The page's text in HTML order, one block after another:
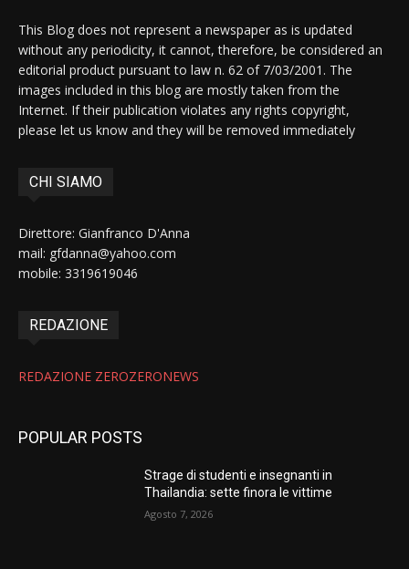
This Blog does not represent a newspaper as is updated
without any periodicity, it cannot, therefore, be considered an
editorial product pursuant to law n. 62 of 7/03/2001. The
images included in this blog are mostly taken from the
Internet. If their publication violates any rights copyright,
please let us know and they will be removed immediately
CHI SIAMO
Direttore: Gianfranco D'Anna
mail: gfdanna@yahoo.com
mobile: 3319619046
REDAZIONE
REDAZIONE ZEROZERONEWS
POPULAR POSTS
Strage di studenti e insegnanti in
Thailandia: sette finora le vittime
Agosto 7, 2026